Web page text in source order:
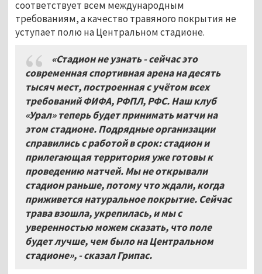
соответствует всем международным
требованиям, а качество травяного покрытия не
уступает полю на Центральном стадионе.
«Стадион не узнать - сейчас это
современная спортивная арена на десять
тысяч мест, построенная с учётом всех
требований ФИФА, РФПЛ, РФС. Наш клуб
«Урал» теперь будет принимать матчи на
этом стадионе. Подрядные организации
справились с работой в срок: стадион и
прилегающая территория уже готовы к
проведению матчей. Мы не открывали
стадион раньше, потому что ждали, когда
приживется натуральное покрытие. Сейчас
трава взошла, укрепилась, и мы с
уверенностью можем сказать, что поле
будет лучше, чем было на Центральном
стадионе», - сказал Грипас.